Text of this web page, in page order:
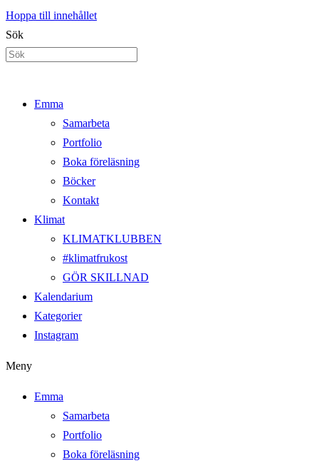
Hoppa till innehållet
Sök
Emma
Samarbeta
Portfolio
Boka föreläsning
Böcker
Kontakt
Klimat
KLIMATKLUBBEN
#klimatfrukost
GÖR SKILLNAD
Kalendarium
Kategorier
Instagram
Meny
Emma
Samarbeta
Portfolio
Boka föreläsning